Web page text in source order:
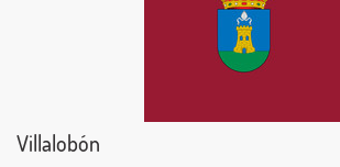
Villalobón